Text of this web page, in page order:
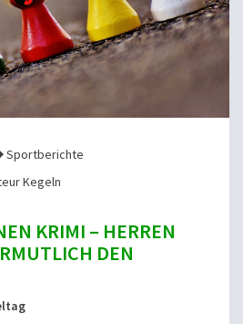
Sportberichte
Kegeln
KRIMI – HERREN
DEN